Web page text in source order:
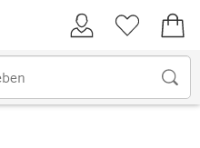
Kundenkonto
Merkliste